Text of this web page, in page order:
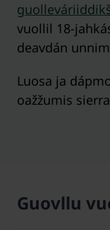
vuollil 18-
deavdán
Luosa ja
oažžumis sierra
Guovllu